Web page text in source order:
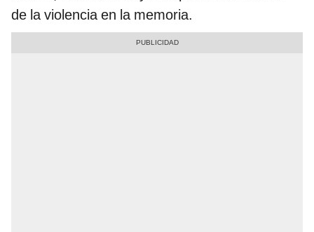
de la violencia en la memoria.